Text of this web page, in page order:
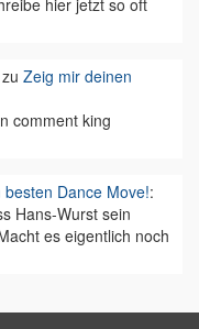
hier jetzt so oft
zu Zeig mir deinen
comment king
Dance Move!:
Hans-Wurst sein
es eigentlich noch